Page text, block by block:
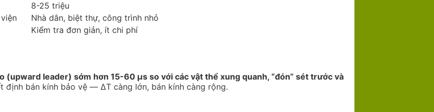
8-25 triệu
Nhà dân, biệt thự, công trình nhỏ
Kiểm tra đơn giản, ít chi phí
(upward leader) sớm hơn 15-60 μs so với các vật thể xung quanh, “đón” sét trước và
định bán kính bảo vệ — ΔT càng lớn, bán kính càng rộng.